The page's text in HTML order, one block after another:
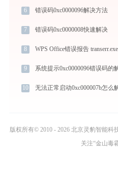
6 错误码0xc0000096解决方法
7 错误码0xc0000008快速解决
8 WPS Office错误报告
9 系统提示0xc0000096错误码的
10 无法正常启动0xc000007b怎么
版权所有© 2010 - 2026 北京灵豹智能科
关注“金山毒